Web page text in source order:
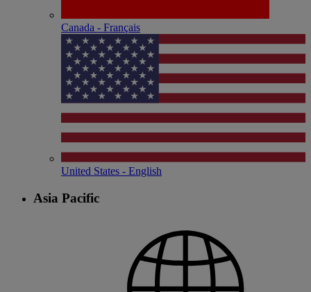
Canada - Français
United States - English
Asia Pacific